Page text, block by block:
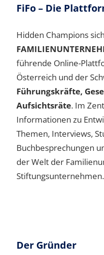
FiFo – Die
Hidden Champions
führende Online-
Österreich und der
Führungskräfte,
Aufsichtsräte. Im
Informationen zu
Themen, Interviews,
Buchbesprechungen
der Welt der
Stiftungsunternehmen.
Der Gründer